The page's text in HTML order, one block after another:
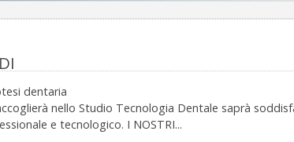
dentaria
nello Studio Tecnologia Dentale saprà
e tecnologico. I NOSTRI...